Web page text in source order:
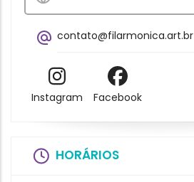
contato@filarmonica.art.br
Instagram Facebook
HORÁRIOS